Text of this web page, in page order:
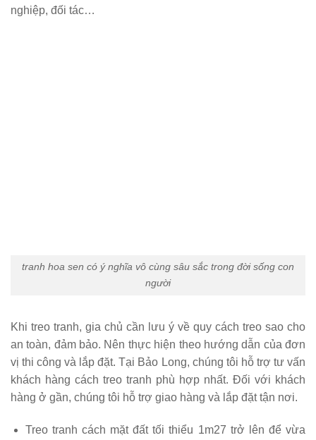
nghiệp, đối tác…
tranh hoa sen có ý nghĩa vô cùng sâu sắc trong đời sống con
người
Khi treo tranh, gia chủ cần lưu ý về quy cách treo sao cho
an toàn, đảm bảo. Nên thực hiện theo hướng dẫn của đơn
vị thi công và lắp đặt. Tại Bảo Long, chúng tôi hỗ trợ tư vấn
khách hàng cách treo tranh phù hợp nhất. Đối với khách
hàng ở gần, chúng tôi hỗ trợ giao hàng và lắp đặt tận nơi.
Treo tranh cách mặt đất tối thiểu 1m27 trở lên để vừa